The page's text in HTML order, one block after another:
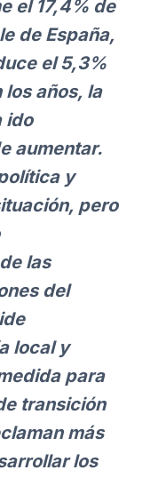
el 17,4% de
de España,
el 5,3%
los años, la
ido
aumentar.
y
pero
las
del
local y
para
transición
más
los